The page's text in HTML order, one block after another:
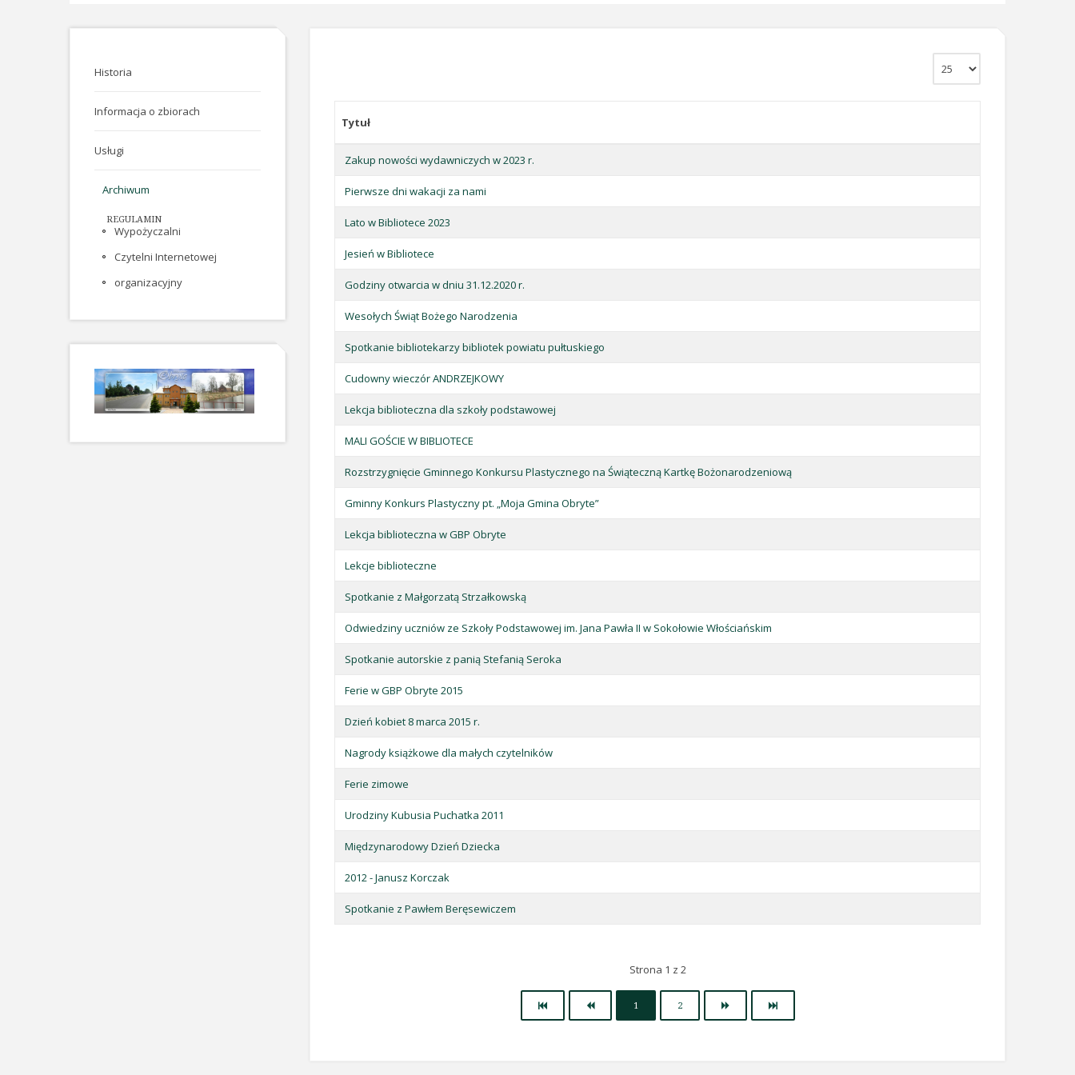
Tytuł
Zakup nowości wydawniczych w 2023 r.
Pierwsze dni wakacji za nami
Lato w Bibliotece 2023
Jesień w Bibliotece
Godziny otwarcia w dniu 31.12.2020 r.
Wesołych Świąt Bożego Narodzenia
Spotkanie bibliotekarzy bibliotek powiatu pułtuskiego
Cudowny wieczór ANDRZEJKOWY
Lekcja biblioteczna dla szkoły podstawowej
MALI GOŚCIE W BIBLIOTECE
Rozstrzygnięcie Gminnego Konkursu Plastycznego na Świąteczną Kartkę Bożonarodzeniową
Gminny Konkurs Plastyczny pt. „Moja Gmina Obryte”
Lekcja biblioteczna w GBP Obryte
Lekcje biblioteczne
Spotkanie z Małgorzatą Strzałkowską
Odwiedziny uczniów ze Szkoły Podstawowej im. Jana Pawła II w Sokołowie Włościańskim
Spotkanie autorskie z panią Stefanią Seroka
Ferie w GBP Obryte 2015
Dzień kobiet 8 marca 2015 r.
Nagrody książkowe dla małych czytelników
Ferie zimowe
Urodziny Kubusia Puchatka 2011
Międzynarodowy Dzień Dziecka
2012 - Janusz Korczak
Spotkanie z Pawłem Beręsewiczem
Strona 1 z 2
1 2
Historia
Informacja o zbiorach
Usługi
Archiwum
REGULAMIN
Wypożyczalni
Czytelni Internetowej
organizacyjny